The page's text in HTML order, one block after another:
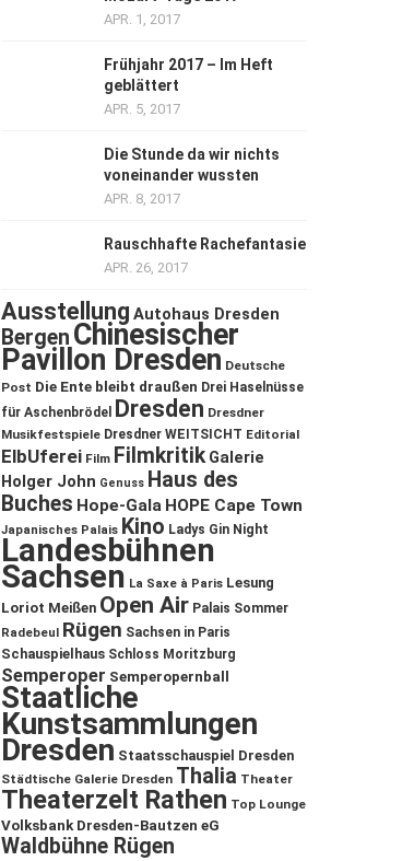
APR. 1, 2017
Frühjahr 2017 – Im Heft
geblättert
APR. 5, 2017
Die Stunde da wir nichts
voneinander wussten
APR. 8, 2017
Rauschhafte Rachefantasie
APR. 26, 2017
Ausstellung Autohaus Dresden
Bergen Chinesischer
Pavillon Dresden Deutsche
Post Die Ente bleibt draußen Drei Haselnüsse
für Aschenbrödel
Dresden Dresdner
Musikfestspiele Dresdner WEITSICHT Editorial
ElbUferei Film Filmkritik Galerie
Holger John Genuss Haus des
Buches Hope-Gala HOPE Cape Town
Japanisches Palais Kino Ladys Gin Night
Landesbühnen
Sachsen La Saxe à Paris Lesung
Loriot Meißen Open Air Palais Sommer
Radebeul Rügen Sachsen in Paris
Schauspielhaus Schloss Moritzburg
Semperoper Semperopernball
Staatliche
Kunstsammlungen
Dresden Staatsschauspiel Dresden
Städtische Galerie Dresden Thalia Theater
Theaterzelt Rathen Top Lounge
Volksbank Dresden-Bautzen eG
Waldbühne Rügen